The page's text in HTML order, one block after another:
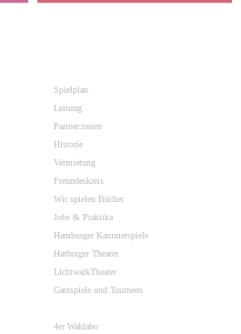
Spielplan
Leitung
Partner:innen
Historie
Vermietung
Freundeskreis
Wir spielen Bücher
Jobs & Praktika
Hamburger Kammerspiele
Harburger Theater
LichtwarkTheater
Gastspiele und Tourneen
4er Wahlabo